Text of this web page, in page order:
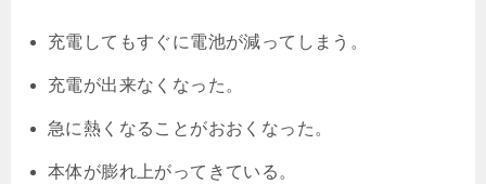
充電してもすぐに電池が減ってしまう。
充電が出来なくなった。
急に熱くなることがおおくなった。
本体が膨れ上がってきている。